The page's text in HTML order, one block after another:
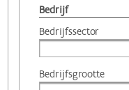
Bedrijf
Bedrijfssector
Bedrijfsgrootte